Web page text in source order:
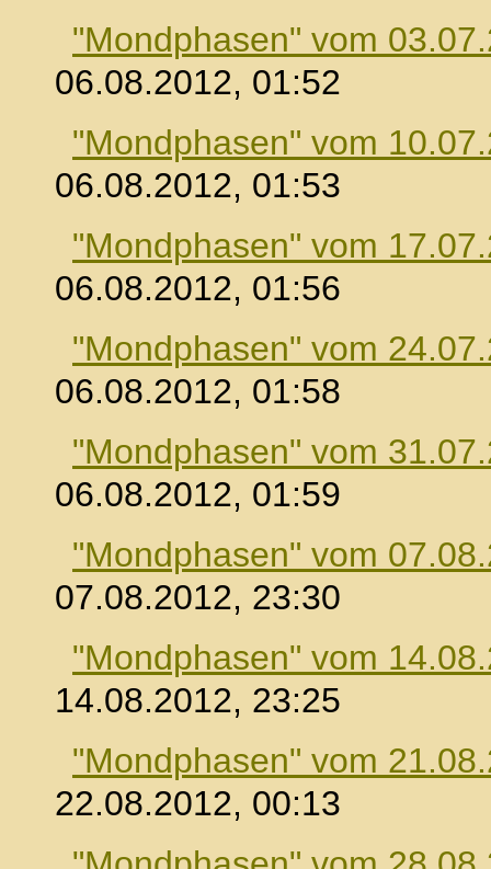
"Mondphasen" vom
06.08.2012, 01:52
"Mondphasen" vom
06.08.2012, 01:53
"Mondphasen" vom
06.08.2012, 01:56
"Mondphasen" vom
06.08.2012, 01:58
"Mondphasen" vom
06.08.2012, 01:59
"Mondphasen" vom
07.08.2012, 23:30
"Mondphasen" vom
14.08.2012, 23:25
"Mondphasen" vom
22.08.2012, 00:13